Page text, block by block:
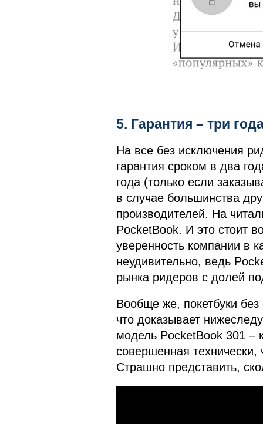
5. Гарантия – три
На все без исключения
гарантия сроком в два
года (только если
в случае большинства
производителей. На
PocketBook. И это стоит
уверенность компании в
неудивительно, ведь
рынка ридеров с долей
Вообще же, покетбуки
что доказывает
модель PocketBook 301 –
совершенная
Страшно представить,